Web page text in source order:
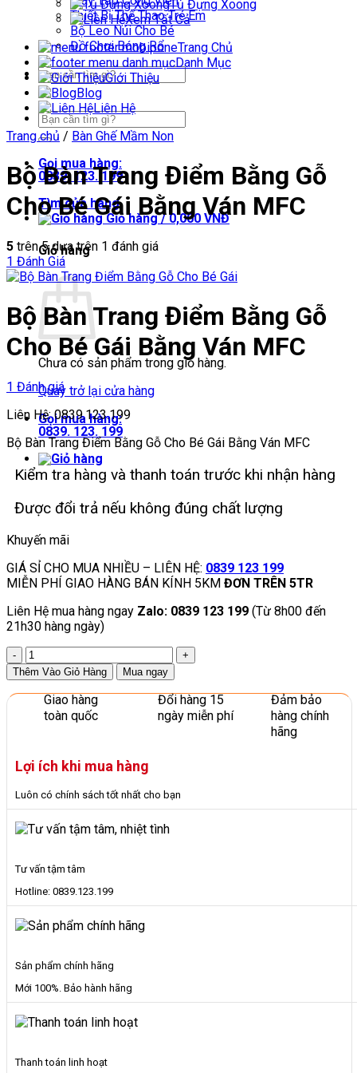
Thiết Bị Thể Thao Trẻ Em
Bộ Leo Núi Cho Bé
Đồ Chơi Bóng Rổ
Tìm
kiếm:
Tìm
kiếm:
Gọi mua hàng:
0839. 123. 199
Tìm cửa hàng
Giỏ hàng /0,000 VNĐ
Giỏ hàng
Chưa có sản phẩm trong giỏ hàng.
Quay trở lại cửa hàng
Gọi mua hàng:
0839. 123. 199
Tủ Đựng Xoong
Xem Tất Cả
Trang Chủ
Danh Mục
Giới Thiệu
Blog
Liên Hệ
Trang chủ / Bàn Ghế Mầm Non
Bộ Bàn Trang Điểm Bằng Gỗ
Cho Bé Gái Bằng Ván MFC
5 trên 5 dựa trên 1 đánh giá
1 Đánh Giá
Bộ Bàn Trang Điểm Bằng Gỗ
Cho Bé Gái Bằng Ván MFC
1 Đánh giá
Liên Hệ: 0839.123.199
Bộ Bàn Trang Điểm Bằng Gỗ Cho Bé Gái Bằng Ván MFC
Kiểm tra hàng và thanh toán trước khi nhận hàng
Được đổi trả nếu không đúng chất lượng
Khuyến mãi
GIÁ SỈ CHO MUA NHIỀU – LIÊN HỆ: 0839 123 199
MIỄN PHÍ GIAO HÀNG BÁN KÍNH 5KM ĐƠN TRÊN 5TR
Liên Hệ mua hàng ngay Zalo: 0839 123 199 (Từ 8h00 đến
21h30 hàng ngày)
Bộ
Bàn
Trang
Điểm
Bằng
Bé
Gái
Bằng
Ván
MFC
số
Thêm Vào Giỏ Hàng Mua ngay
Giao hàng
toàn quốc
Đổi hàng 15
ngày miễn phí
Đảm bảo
hàng chính
hãng
Lợi ích khi mua hàng
Luôn có chính sách tốt nhất cho bạn
Tư vấn tậm tâm
Hotline: 0839.123.199
Sản phẩm chính hãng
Mới 100%. Bảo hành hãng
Thanh toán linh hoạt